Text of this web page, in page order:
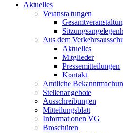
Aktuelles
Veranstaltungen
Aus dem
Aktuelles
Mitglieder
Pressemitteilungen
Kontakt
Amtliche
Stellenangebote
Ausschreibungen
Mitteilungsblatt
Informationen VG
Broschüren